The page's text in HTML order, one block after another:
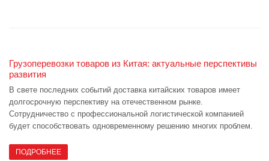
Грузоперевозки товаров из Китая: актуальные перспективы
развития
В свете последних событий доставка китайских товаров имеет
долгосрочную перспективу на отечественном рынке.
Сотрудничество с профессиональной логистической компанией
будет способствовать одновременному решению многих проблем.
ПОДРОБНЕЕ